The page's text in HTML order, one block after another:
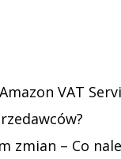
VAT
zmian – Co